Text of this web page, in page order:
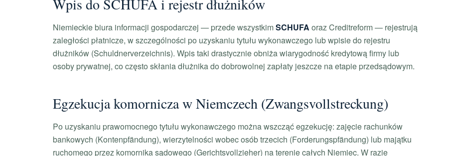
Wpis do SCHUFA i rejestr dłużników
Niemieckie biura informacji gospodarczej — przede wszystkimSCHUFA oraz Creditreform — rejestrują
zaległości płatnicze, w szczególności po uzyskaniu tytułu wykonawczego lub wpisie do rejestru
dłużników (Schuldnerverzeichnis). Wpis taki drastycznie obniża wiarygodność kredytową firmy lub
osoby prywatnej, co często skłania dłużnika do dobrowolnej zapłaty jeszcze na etapie przedsądowym.
Egzekucja komornicza w Niemczech (Zwangsvollstreckung)
Po uzyskaniu prawomocnego tytułu wykonawczego można wszcząć egzekucję: zajęcie rachunków
bankowych (Kontenpfändung), wierzytelności wobec osób trzecich (Forderungspfändung) lub majątku
ruchomego przez komornika sądowego (Gerichtsvollzieher) na terenie całych Niemiec. W razie